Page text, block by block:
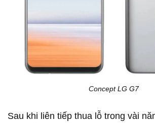
Concept LG G7
Sau khi liên tiếp thua lỗ trong vài